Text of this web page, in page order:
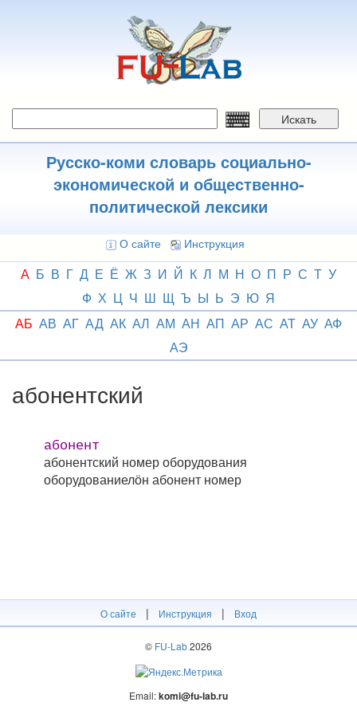
Искать
Русско-коми словарь социально-
экономической и общественно-
политической лексики
О сайте Инструкция
А Б В Г Д Е Ё Ж З И Й К Л М Н О П Р С Т У
Ф Х Ц Ч Ш Щ Ъ Ы Ь Э Ю Я
АБ АВ АГ АД АК АЛ АМ АН АП АР АС АТ АУ АФ
АЭ
абонентский
абонент
абонентский номер оборудования
оборудованиелӧн абонент номер
О сайте | Инструкция | Вход
© FU-Lab2026
Email:komi@fu-lab.ru